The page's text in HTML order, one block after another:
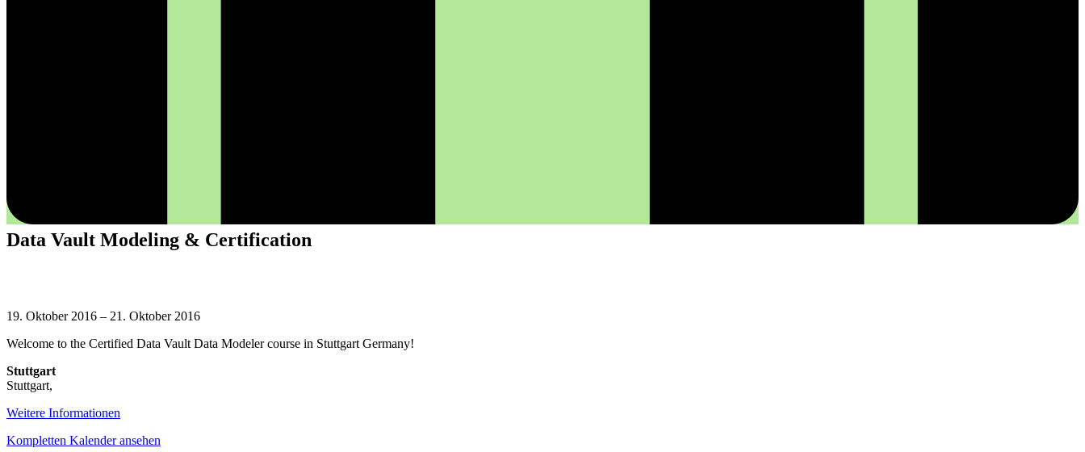
Data Vault Modeling & Certification
Vault
&
19. Oktober 2016 – 21. Oktober 2016
Welcome to the Certified Data Vault Data Modeler course in Stuttgart Germany!
Stuttgart
Stuttgart,
Weitere Informationen
Kompletten Kalender ansehen